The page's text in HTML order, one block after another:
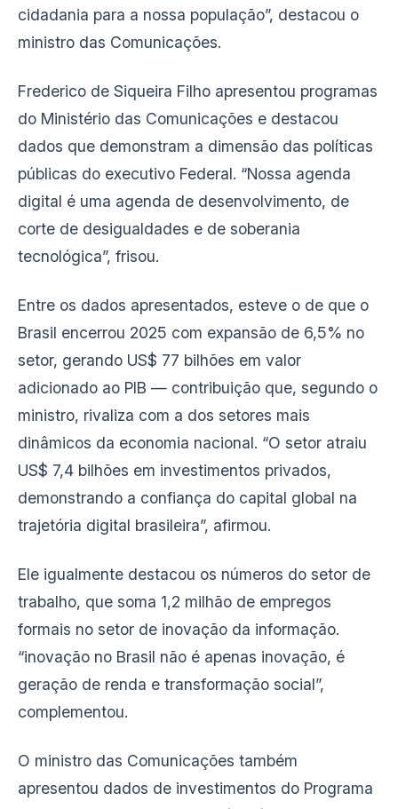
cidadania para a nossa população”, destacou o
ministro das Comunicações.
Frederico de Siqueira Filho apresentou programas
do Ministério das Comunicações e destacou
dados que demonstram a dimensão das políticas
públicas do executivo Federal. “Nossa agenda
digital é uma agenda de desenvolvimento, de
corte de desigualdades e de soberania
tecnológica”, frisou.
Entre os dados apresentados, esteve o de que o
Brasil encerrou 2025 com expansão de 6,5% no
setor, gerando US$ 77 bilhões em valor
adicionado ao PIB — contribuição que, segundo o
ministro, rivaliza com a dos setores mais
dinâmicos da economia nacional. “O setor atraiu
US$ 7,4 bilhões em investimentos privados,
demonstrando a confiança do capital global na
trajetória digital brasileira”, afirmou.
Ele igualmente destacou os números do setor de
trabalho, que soma 1,2 milhão de empregos
formais no setor de inovação da informação.
“inovação no Brasil não é apenas inovação, é
geração de renda e transformação social”,
complementou.
O ministro das Comunicações também
apresentou dados de investimentos do Programa